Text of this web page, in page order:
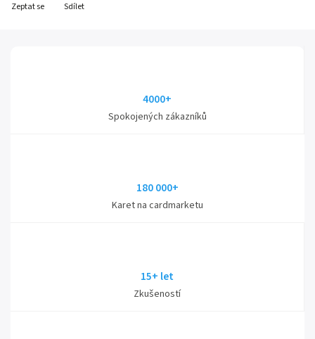
Zeptat se Sdílet
4000+
Spokojených zákazníků
180 000+
Karet na cardmarketu
15+ let
Zkušeností